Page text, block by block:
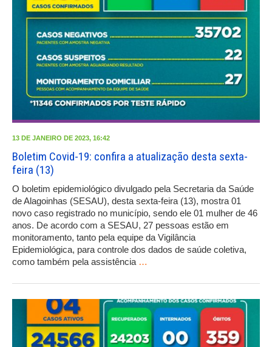
13 DE JANEIRO DE 2023, 16:42
Boletim Covid-19: confira a atualização desta sexta-
feira (13)
O boletim epidemiológico divulgado pela Secretaria da Saúde
de Alagoinhas (SESAU), desta sexta-feira (13), mostra 01
novo caso registrado no município, sendo ele 01 mulher de 46
anos. De acordo com a SESAU, 27 pessoas estão em
monitoramento, tanto pela equipe da Vigilância
Epidemiológica, para controle dos dados de saúde coletiva,
como também pela assistência …